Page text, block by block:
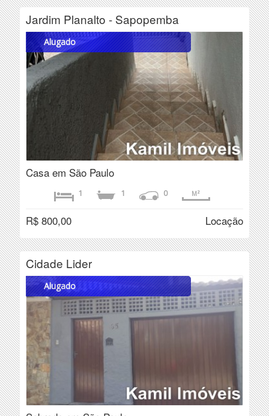
Jardim Planalto - Sapopemba
Alugado
Casa em São Paulo
1 1 0 M²
R$ 800,00 Locação
Cidade Lider
Alugado